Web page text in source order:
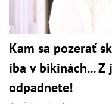
Kam sa pozerať
iba v bikinách...
odpadnete!